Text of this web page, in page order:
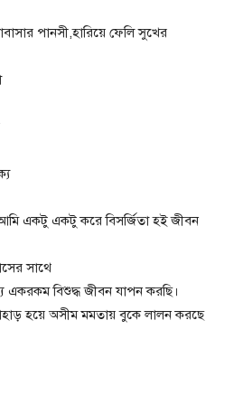
পানসী,হারিয়ে ফেলি সুখের
একটু একটু করে বিসর্জিতা হই জীবন
সাথে
একরকম বিশুদ্ধ জীবন যাপন করছি।
হয়ে অসীম মমতায় বুকে লালন করছে